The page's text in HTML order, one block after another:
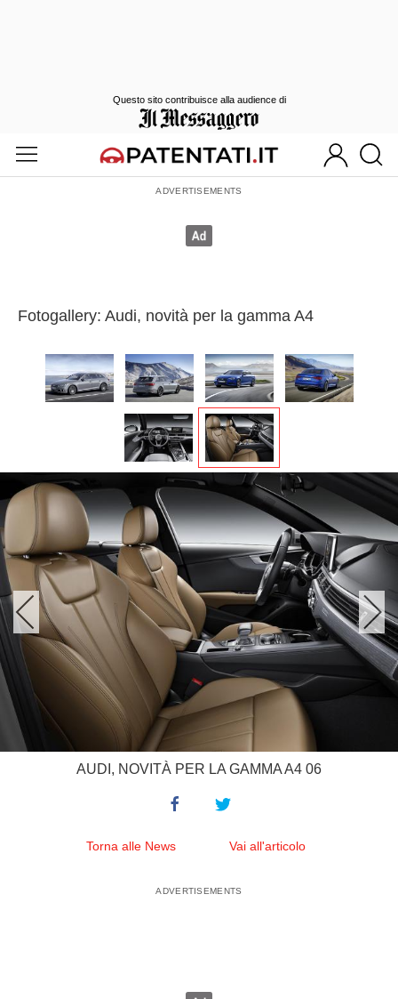
Fotogallery: Audi, novità per la gamma A4
AUDI, NOVITÀ PER LA GAMMA A4 06
Torna alle News Vai all'articolo
Questo sito contribuisce alla audience di